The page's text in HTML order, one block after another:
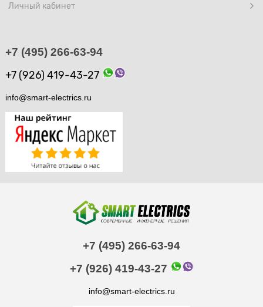
Личный кабинет
+7 (495) 266-63-94
+7 (926) 419-43-27
info@smart-electrics.ru
+7 (495) 266-63-94
+7 (926) 419-43-27
info@smart-electrics.ru